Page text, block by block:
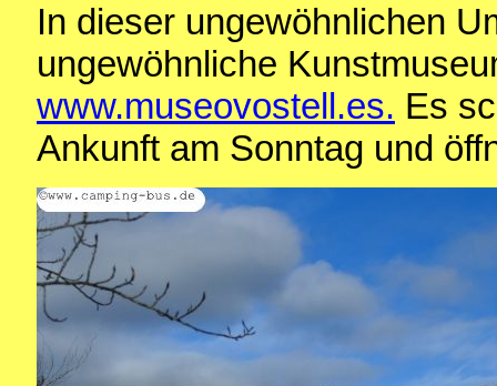
In dieser ungewöhnlichen
ungewöhnliche
www.museovostell.es. Es
Ankunft am Sonntag und